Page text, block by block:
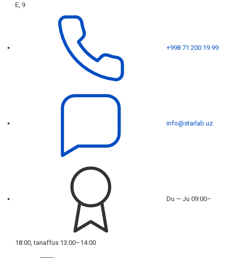
E, 9
+998 71 200 19 99
info@starlab.uz
Du — Ju 09:00–
18:00, tanaffus 13:00–14:00